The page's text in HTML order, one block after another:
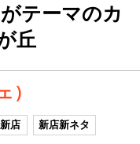
テーマのカ
丘
）
新店 新店新ネタ